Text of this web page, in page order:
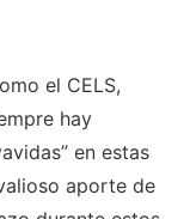
el CELS,
hay
en estas
aporte de